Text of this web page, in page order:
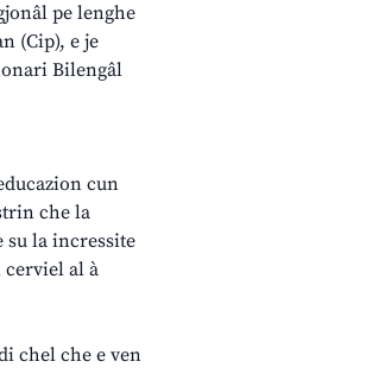
pe lenghe
(Cip), e je
Bilengâl
cun
che la
su la incressite
cerviel al à
chel che e ven